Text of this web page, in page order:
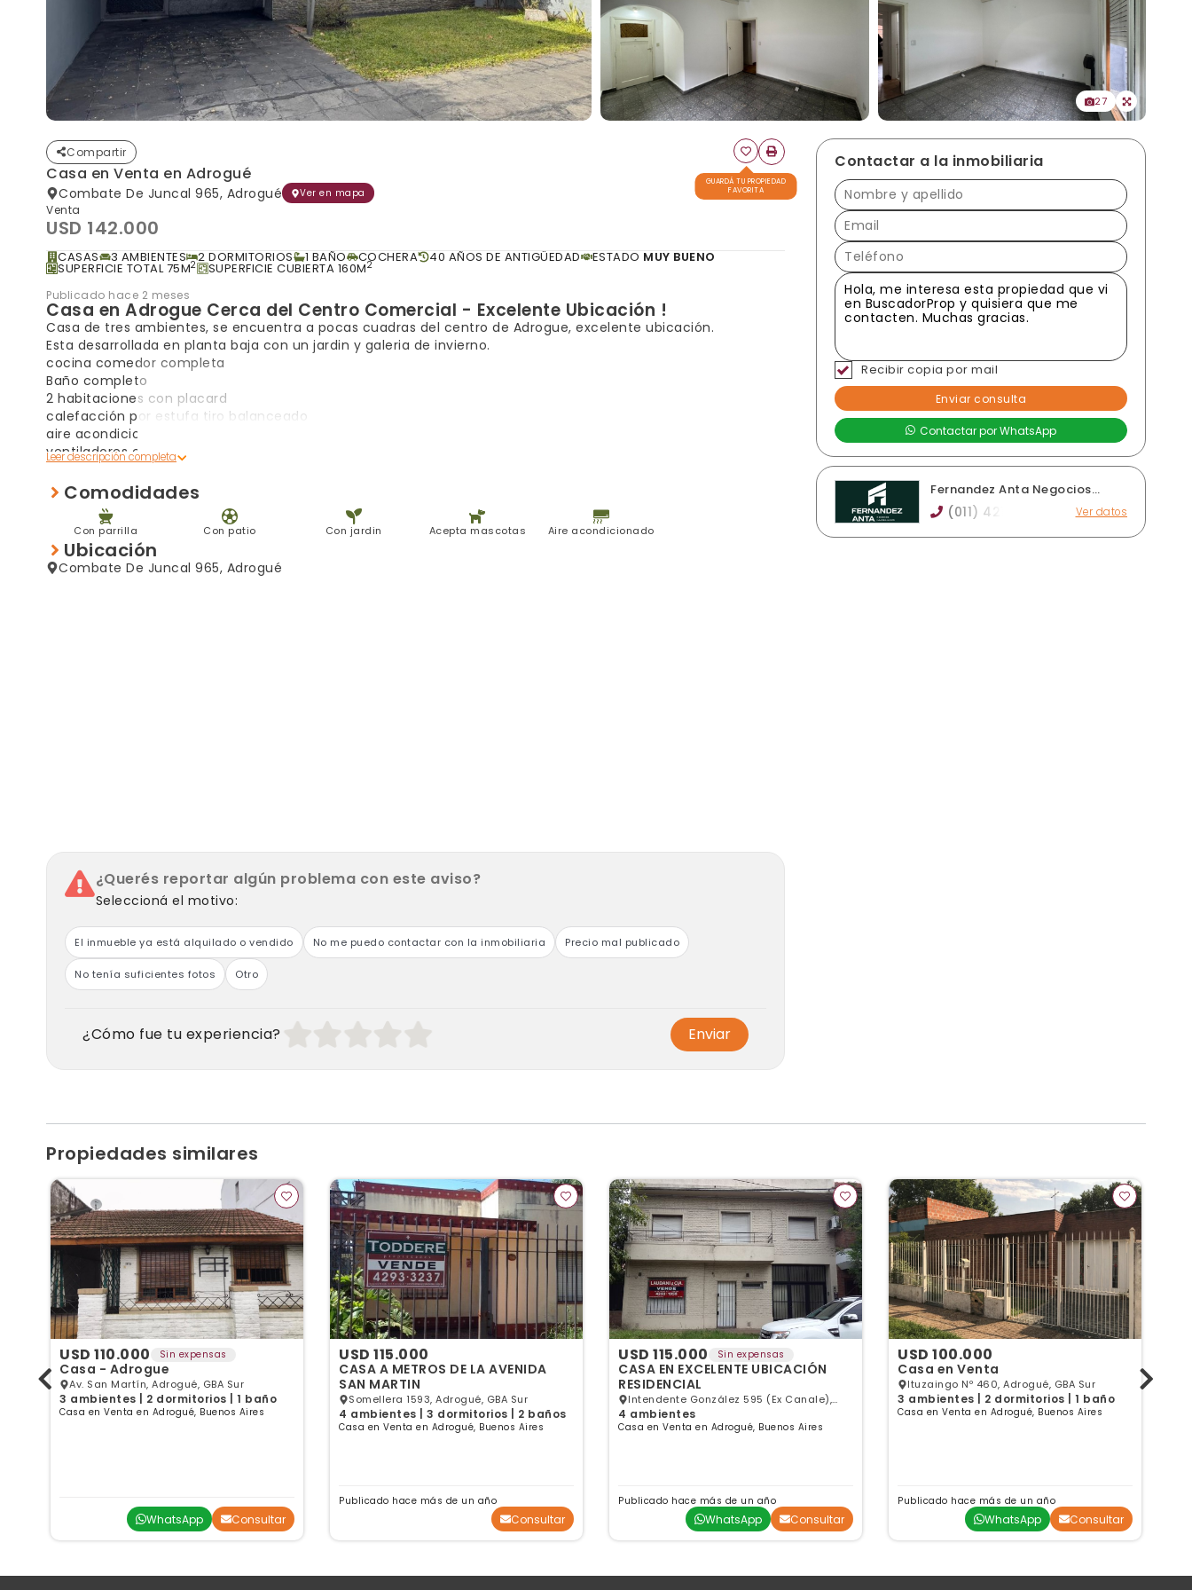
27
Compartir
GUARDÁ TU PROPIEDAD
FAVORITA
Casa en Venta en Adrogué
Combate De Juncal 965, Adrogué Ver en mapa
Venta
USD 142.000
CASAS 3 AMBIENTES 2 DORMITORIOS 1 BAÑO COCHERA 40 AÑOS DE ANTIGÜEDAD ESTADO MUY BUENO
SUPERFICIE TOTAL 75M2 SUPERFICIE CUBIERTA 160M2
Publicado hace 2 meses
Casa en Adrogue Cerca del Centro Comercial - Excelente Ubicación !
Casa de tres ambientes, se encuentra a pocas cuadras del centro de Adrogue, excelente ubicación.
Esta desarrollada en planta baja con un jardin y galeria de invierno.
cocina comedor completa
Baño completo
2 habitaciones con placard
calefacción por estufa tiro balanceado
aire acondicionado
ventiladores en habitaciones y cocina.
Consultanos !
Comodidades
Con parrilla Con patio Con jardin Acepta mascotas Aire acondicionado
Ubicación
Combate De Juncal 965, Adrogué
¿Querés reportar algún problema con este aviso?
Seleccioná el motivo:
El inmueble ya está alquilado o vendido No me puedo contactar con la inmobiliaria Precio mal publicado
No tenía suficientes fotos Otro
¿Cómo fue tu experiencia? Enviar
Contactar a la inmobiliaria
Recibir copia por mail
Fernandez Anta Negocios
Inmobiliarios
(011) 421 Ver datos
fernandezantainmobiliaria@gmail.com
Propiedades similares
USD 110.000 Sin expensas
Casa - Adrogue
Av. San Martín, Adrogué, GBA Sur
3 ambientes | 2 dormitorios | 1 baño
Casa en Venta en Adrogué, Buenos Aires
WhatsApp Consultar
USD 115.000
CASA A METROS DE LA AVENIDA
SAN MARTIN
Somellera 1593, Adrogué, GBA Sur
4 ambientes | 3 dormitorios | 2 baños
Casa en Venta en Adrogué, Buenos Aires
Publicado hace más de un año
Consultar
USD 115.000 Sin expensas
CASA EN EXCELENTE UBICACIÓN
RESIDENCIAL
Intendente González 595 (Ex Canale),
Adrogué, GBA Sur
4 ambientes
Casa en Venta en Adrogué, Buenos Aires
Publicado hace más de un año
WhatsApp Consultar
USD 100.000
Casa en Venta
Ituzaingo Nº 460, Adrogué, GBA Sur
3 ambientes | 2 dormitorios | 1 baño
Casa en Venta en Adrogué, Buenos Aires
Publicado hace más de un año
WhatsApp Consultar